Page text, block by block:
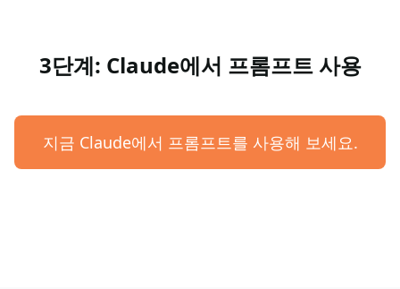
3단계: Claude에서 프롬프트 사용
지금 Claude에서 프롬프트를 사용해 보세요.